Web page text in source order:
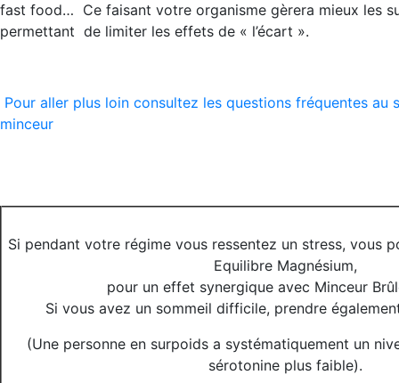
fast food… Ce faisant votre organisme gèrera mieux les
permettant de limiter les effets de « l’écart ».
Pour aller plus loin consultez les questions fréquentes au
minceur
Si pendant votre régime vous ressentez un stress, vous
Equilibre Magnésium,
pour un effet synergique avec Minceur
Si vous avez un sommeil difficile, prendre
(Une personne en surpoids a systématiquement un
sérotonine plus faible).